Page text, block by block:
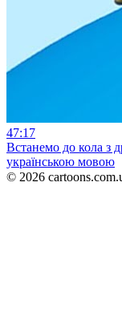
47:17
Встанемо до кола з
українською мовою
© 2026